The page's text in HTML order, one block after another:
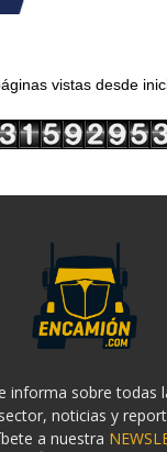
vistas desde
informa sobre todas
noticias y
a nuestra